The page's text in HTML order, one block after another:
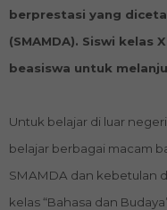
berprestasi yang
(SMAMDA). Siswi kelas
beasiswa untuk
Untuk belajar di luar
belajar berbagai macam
SMAMDA dan kebetulan
kelas “Bahasa dan